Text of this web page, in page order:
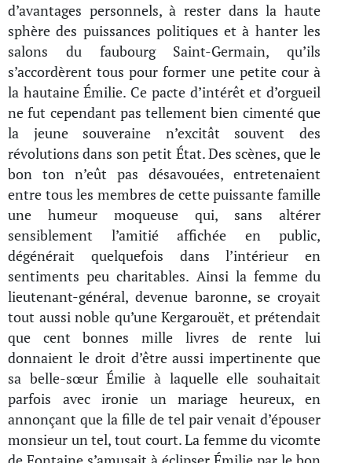
d’avantages personnels, à rester dans la haute
sphère des puissances politiques et à hanter les
salons du faubourg Saint-Germain, qu’ils
s’accordèrent tous pour former une petite cour à
la hautaine Émilie. Ce pacte d’intérêt et d’orgueil
ne fut cependant pas tellement bien cimenté que
la jeune souveraine n’excitât souvent des
révolutions dans son petit État. Des scènes, que le
bon ton n’eût pas désavouées, entretenaient
entre tous les membres de cette puissante famille
une humeur moqueuse qui, sans altérer
sensiblement l’amitié affichée en public,
dégénérait quelquefois dans l’intérieur en
sentiments peu charitables. Ainsi la femme du
lieutenant-général, devenue baronne, se croyait
tout aussi noble qu’une Kergarouët, et prétendait
que cent bonnes mille livres de rente lui
donnaient le droit d’être aussi impertinente que
sa belle-sœur Émilie à laquelle elle souhaitait
parfois avec ironie un mariage heureux, en
annonçant que la fille de tel pair venait d’épouser
monsieur un tel, tout court. La femme du vicomte